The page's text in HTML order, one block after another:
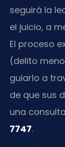
seguirá la
el juicio, a
El proceso
(delito
guiarlo a
de que sus
una
7747.